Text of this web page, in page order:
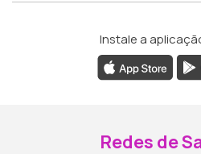
Instale a
Redes de